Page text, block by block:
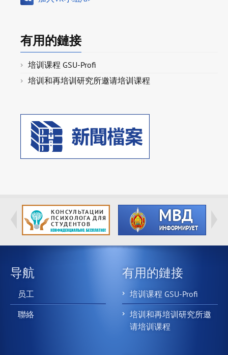
有用的鏈接
培训课程 GSU-Profi
培训和再培训研究所邀请培训课程
导航
员工
聯絡
有用的鏈接
培训课程 GSU-Profi
培训和再培训研究所邀
请培训课程